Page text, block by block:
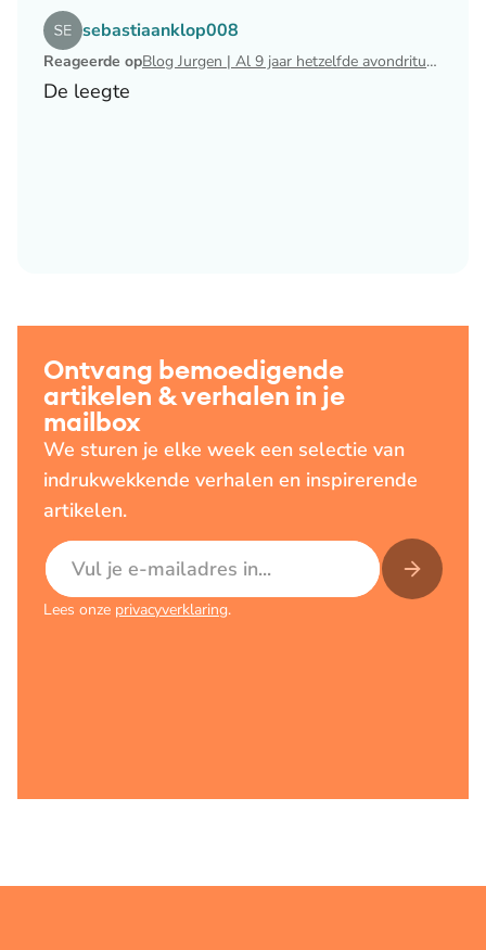
sebastiaanklop008
Reageerde op Blog Jurgen | Al 9 jaar hetzelfde avondritueel
De leegte
Lees het artikel Blog Jurgen | Al 9 jaar hetzelfde
Ontvang bemoedigende
artikelen & verhalen in je
mailbox
We sturen je elke week een selectie van
indrukwekkende verhalen en inspirerende
artikelen.
E-mailadres
Lees onze privacyverklaring.